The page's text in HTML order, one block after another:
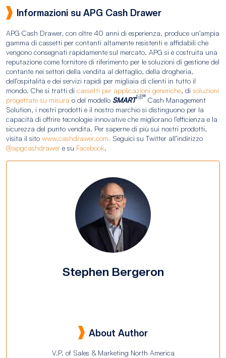
Informazioni su APG Cash Drawer
APG Cash Drawer, con oltre 40 anni di esperienza, produce un’ampia
gamma di cassetti per contanti altamente resistenti e affidabili che
vengono consegnati rapidamente sul mercato. APG si è costruita una
reputazione come fornitore di riferimento per le soluzioni di gestione del
contante nei settori della vendita al dettaglio, della drogheria,
dell’ospitalità e dei servizi rapidi per migliaia di clienti in tutto il
mondo. Che si tratti di cassetti per applicazioni generiche, di soluzioni
progettate su misura o del modello SMARTtill® Cash Management
Solution, i nostri prodotti e il nostro marchio si distinguono per la
capacità di offrire tecnologie innovative che migliorano l’efficienza e la
sicurezza del punto vendita. Per saperne di più sui nostri prodotti,
visita il sito www.cashdrawer.com. Seguici su Twitter all’indirizzo
@apgcashdrawer e su Facebook.
Stephen Bergeron
About Author
V.P. of Sales & Marketing North America